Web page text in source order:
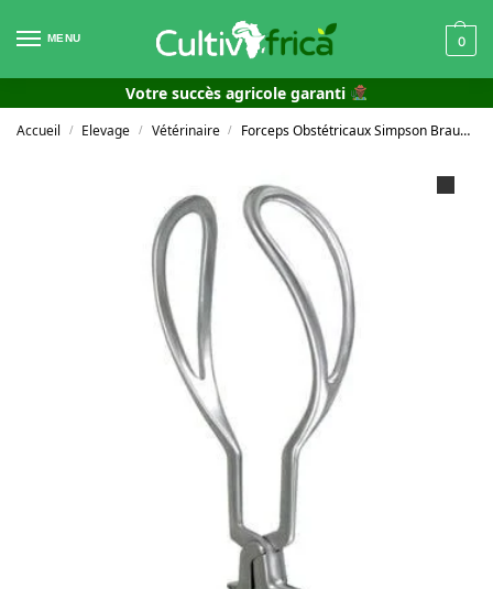
MENU 0
Votre succès agricole garanti
Accueil / Elevage / Vétérinaire / Forceps Obstétricaux Simpson Braun 35 cm